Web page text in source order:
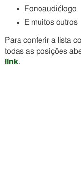
Fonoaudiólogo
E muitos outros
Para conferir a lista
todas as posições
link.